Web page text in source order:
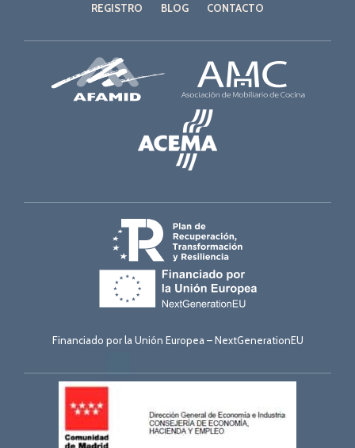
REGISTRO
BLOG CONTACTO
Financiado por la Unión Europea – NextGenerationEU